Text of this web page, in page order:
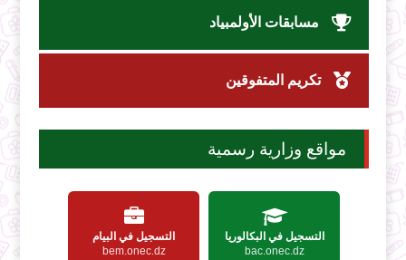
مسابقات الأولمبياد
تكريم المتفوقين
مواقع وزارية رسمية
التسجيل في البكالوريا
bac.onec.dz
التسجيل في البيام
bem.onec.dz